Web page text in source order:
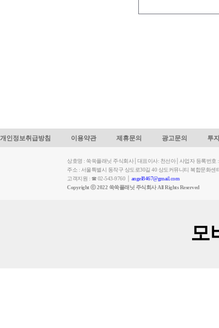
개인정보취급방침 이용약관 제휴문의 광고문의 투
상호명 : 쑥쑥플래닛 주식회사│대표이사: 천선아│사업자 등록번호
주소 : 서울특별시 동작구 상도로30길 40 상도커뮤니티 복합문화
고객지원 : ☎ 02-543-9760 │ angel8467@gmail.com
Copyright ⓒ 2022 쑥쑥플래닛 주식회사 All Rights Reserved
모